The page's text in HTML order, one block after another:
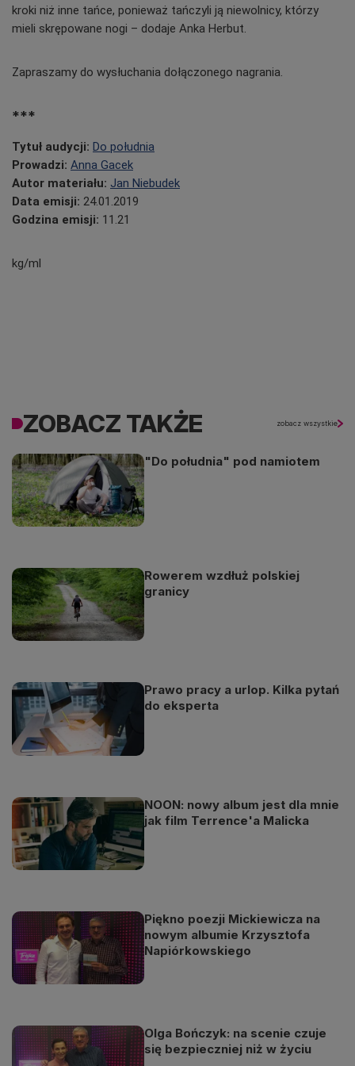
kroki niż inne tańce, ponieważ tańczyli ją niewolnicy, którzy
mieli skrępowane nogi – dodaje Anka Herbut.
Zapraszamy do wysłuchania dołączonego nagrania.
***
Tytuł audycji: Do południa
Prowadzi: Anna Gacek
Autor materiału: Jan Niebudek
Data emisji: 24.01.2019
Godzina emisji: 11.21
kg/ml
ZOBACZ TAKŻE zobacz wszystkie
"Do południa" pod namiotem
Rowerem wzdłuż polskiej
granicy
Prawo pracy a urlop. Kilka pytań
do eksperta
NOON: nowy album jest dla mnie
jak film Terrence'a Malicka
Piękno poezji Mickiewicza na
nowym albumie Krzysztofa
Napiórkowskiego
Olga Bończyk: na scenie czuje
się bezpieczniej niż w życiu